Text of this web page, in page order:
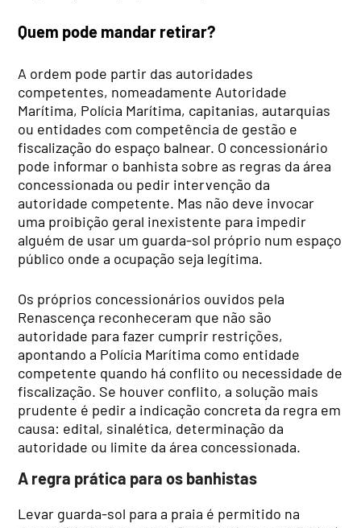
Quem pode mandar retirar?
A ordem pode partir das autoridades
competentes, nomeadamente Autoridade
Marítima, Polícia Marítima, capitanias, autarquias
ou entidades com competência de gestão e
fiscalização do espaço balnear. O concessionário
pode informar o banhista sobre as regras da área
concessionada ou pedir intervenção da
autoridade competente. Mas não deve invocar
uma proibição geral inexistente para impedir
alguém de usar um guarda-sol próprio num espaço
público onde a ocupação seja legítima.
Os próprios concessionários ouvidos pela
Renascença reconheceram que não são
autoridade para fazer cumprir restrições,
apontando a Polícia Marítima como entidade
competente quando há conflito ou necessidade de
fiscalização. Se houver conflito, a solução mais
prudente é pedir a indicação concreta da regra em
causa: edital, sinalética, determinação da
autoridade ou limite da área concessionada.
A regra prática para os banhistas
Levar guarda-sol para a praia é permitido na